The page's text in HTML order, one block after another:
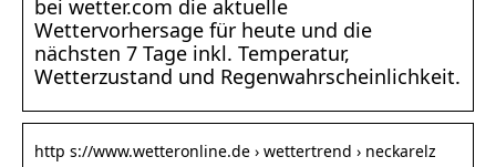
bei wetter.com die aktuelle
Wettervorhersage für heute und die
nächsten 7 Tage inkl. Temperatur,
Wetterzustand und Regenwahrscheinlichkeit.
http s://www.wetteronline.de › wettertrend › neckarelz